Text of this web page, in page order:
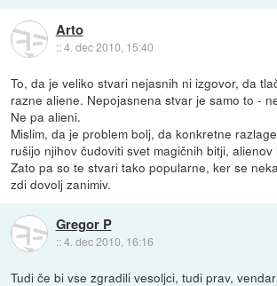
Arto
::4. dec 2010, 15:40
To, da je veliko stvari nejasnih ni izgovor, da
razne aliene. Nepojasnena stvar je samo to -
Ne pa alieni.
Mislim, da je problem bolj, da konkretne
rušijo njihov čudoviti svet magičnih bitji,
Zato pa so te stvari tako popularne, ker se
zdi dovolj zanimiv.
Gregor P
::4. dec 2010, 16:16
Tudi če bi vse zgradili vesoljci, tudi prav,